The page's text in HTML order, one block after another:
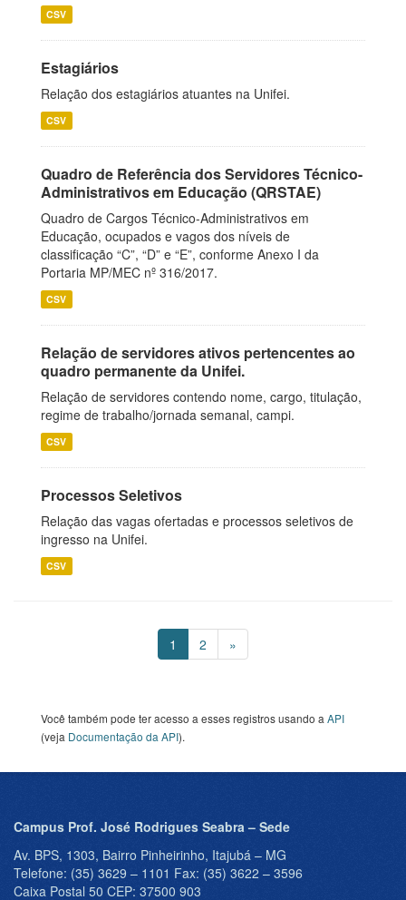
CSV
Estagiários
Relação dos estagiários atuantes na Unifei.
CSV
Quadro de Referência dos Servidores Técnico-
Administrativos em Educação (QRSTAE)
Quadro de Cargos Técnico-Administrativos em
Educação, ocupados e vagos dos níveis de
classificação “C”, “D” e “E”, conforme Anexo I da
Portaria MP/MEC nº 316/2017.
CSV
Relação de servidores ativos pertencentes ao
quadro permanente da Unifei.
Relação de servidores contendo nome, cargo, titulação,
regime de trabalho/jornada semanal, campi.
CSV
Processos Seletivos
Relação das vagas ofertadas e processos seletivos de
ingresso na Unifei.
CSV
1 2 »
Você também pode ter acesso a esses registros usando a API
(veja Documentação da API).
Campus Prof. José Rodrigues Seabra – Sede
Av. BPS, 1303, Bairro Pinheirinho, Itajubá – MG
Telefone: (35) 3629 – 1101 Fax: (35) 3622 – 3596
Caixa Postal 50 CEP: 37500 903